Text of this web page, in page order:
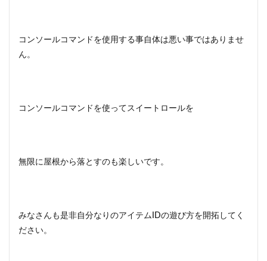
コンソールコマンドを使用する事自体は悪い事ではありませ
ん。
コンソールコマンドを使ってスイートロールを
無限に屋根から落とすのも楽しいです。
みなさんも是非自分なりのアイテムIDの遊び方を開拓してく
ださい。